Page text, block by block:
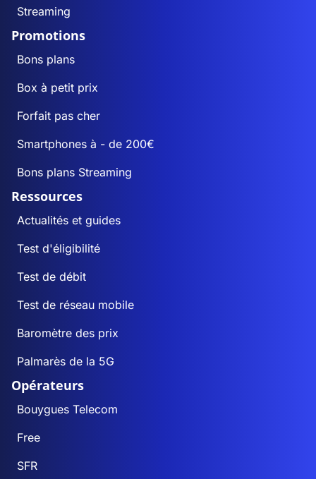
Streaming
Promotions
Bons plans
Box à petit prix
Forfait pas cher
Smartphones à - de 200€
Bons plans Streaming
Ressources
Actualités et guides
Test d'éligibilité
Test de débit
Test de réseau mobile
Baromètre des prix
Palmarès de la 5G
Opérateurs
Bouygues Telecom
Free
SFR